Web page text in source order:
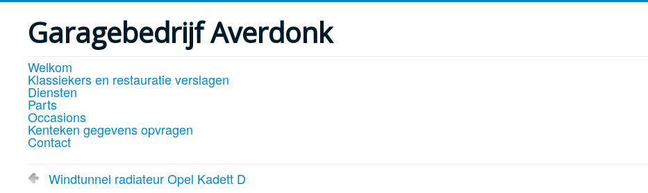
Garagebedrijf Averdonk
Welkom
Klassiekers en restauratie verslagen
Diensten
Parts
Occasions
Kenteken gegevens opvragen
Contact
Windtunnel radiateur Opel Kadett D